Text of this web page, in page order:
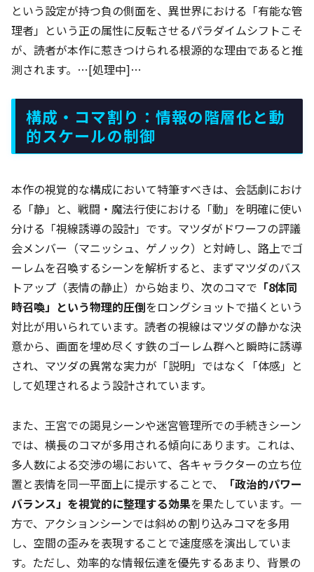
という設定が持つ負の側面を、異世界における「有能な管
理者」という正の属性に反転させるパラダイムシフトこそ
が、読者が本作に惹きつけられる根源的な理由であると推
測されます。…[処理中]…
構成・コマ割り：情報の階層化と動
的スケールの制御
本作の視覚的な構成において特筆すべきは、会話劇におけ
る「静」と、戦闘・魔法行使における「動」を明確に使い
分ける「視線誘導の設計」です。マツダがドワーフの評議
会メンバー（マニッシュ、ゲノック）と対峙し、路上でゴ
ーレムを召喚するシーンを解析すると、まずマツダのバス
トアップ（表情の静止）から始まり、次のコマで 「8体同
時召喚」という物理的圧倒をロングショットで描くという
対比が用いられています。読者の視線はマツダの静かな決
意から、画面を埋め尽くす鉄のゴーレム群へと瞬時に誘導
され、マツダの異常な実力が「説明」ではなく「体感」と
して処理されるよう設計されています。
また、王宮での謁見シーンや迷宮管理所での手続きシーン
では、横長のコマが多用される傾向にあります。これは、
多人数による交渉の場において、各キャラクターの立ち位
置と表情を同一平面上に提示することで、
「政治的パワー
バランス」を視覚的に整理する効果を果たしています。一
方で、アクションシーンでは斜めの割り込みコマを多用
し、空間の歪みを表現することで速度感を演出していま
す。ただし、効率的な情報伝達を優先するあまり、背景の